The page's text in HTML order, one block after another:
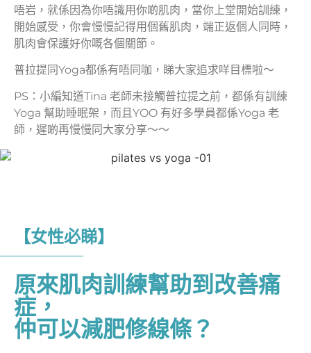
唔岩，就係因為你唔識用你啲肌肉，當你上堂開始訓練，
開始感受，你會慢慢記得用個舊肌肉，端正返個人同時，
肌肉會保護好你嘅各個關節。
普拉提同Yoga都係有唔同咖，睇大家追求咩目標啦～
PS：小編知道Tina 老師未接觸普拉提之前，都係有訓練
Yoga 幫助睡眠架，而且YOO 有好多學員都係Yoga 老
師，遲啲再慢慢同大家分享～～
【女性必睇】
原來肌肉訓練幫助到改善痛
症，
仲可以減肥修線條？